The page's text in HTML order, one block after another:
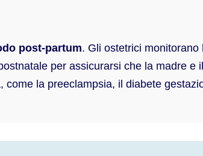
post-partum. Gli ostetrici monitorano
per assicurarsi che la madre e
la preeclampsia, il diabete